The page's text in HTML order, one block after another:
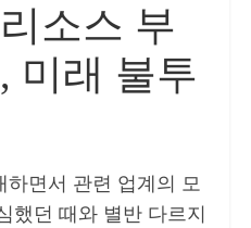
소스 부
미래 불투
면서 관련 업계의 모
했던 때와 별반 다르지